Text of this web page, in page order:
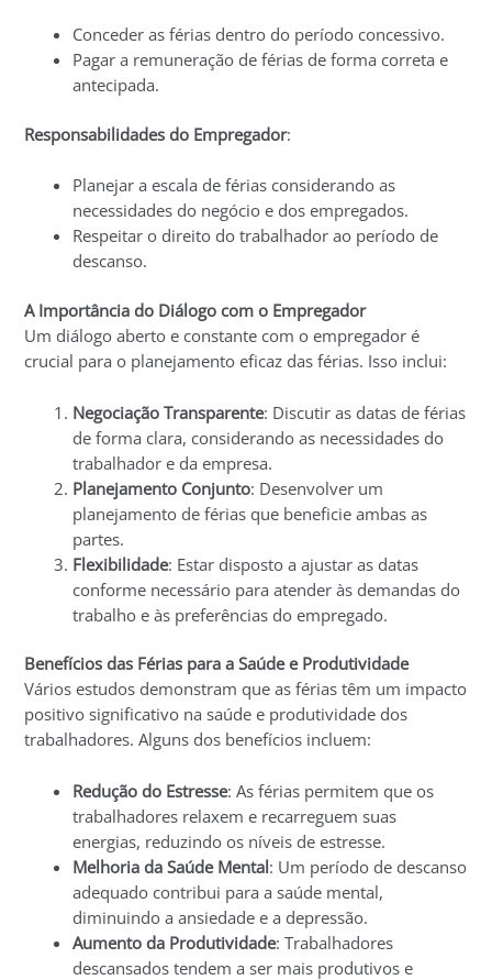
Conceder as férias dentro do período concessivo.
Pagar a remuneração de férias de forma correta e
antecipada.
Responsabilidades do Empregador:
Planejar a escala de férias considerando as
necessidades do negócio e dos empregados.
Respeitar o direito do trabalhador ao período de
descanso.
A Importância do Diálogo com o Empregador
Um diálogo aberto e constante com o empregador é
crucial para o planejamento eficaz das férias. Isso inclui:
Negociação Transparente: Discutir as datas de férias
de forma clara, considerando as necessidades do
trabalhador e da empresa.
Planejamento Conjunto: Desenvolver um
planejamento de férias que beneficie ambas as
partes.
Flexibilidade: Estar disposto a ajustar as datas
conforme necessário para atender às demandas do
trabalho e às preferências do empregado.
Benefícios das Férias para a Saúde e Produtividade
Vários estudos demonstram que as férias têm um impacto
positivo significativo na saúde e produtividade dos
trabalhadores. Alguns dos benefícios incluem:
Redução do Estresse: As férias permitem que os
trabalhadores relaxem e recarreguem suas
energias, reduzindo os níveis de estresse.
Melhoria da Saúde Mental: Um período de descanso
adequado contribui para a saúde mental,
diminuindo a ansiedade e a depressão.
Aumento da Produtividade: Trabalhadores
descansados tendem a ser mais produtivos e